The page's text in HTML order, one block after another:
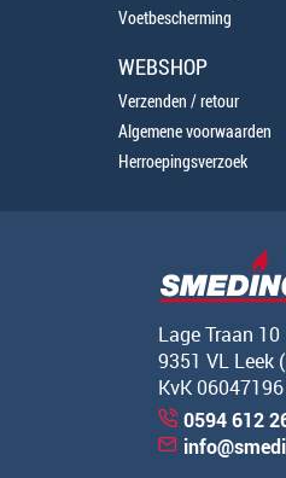
Voetbescherming
WEBSHOP
Verzenden / retour
Algemene voorwaarden
Herroepingsverzoek
Lage Traan 10
9351 VL Leek
KvK 06047196
0594 612